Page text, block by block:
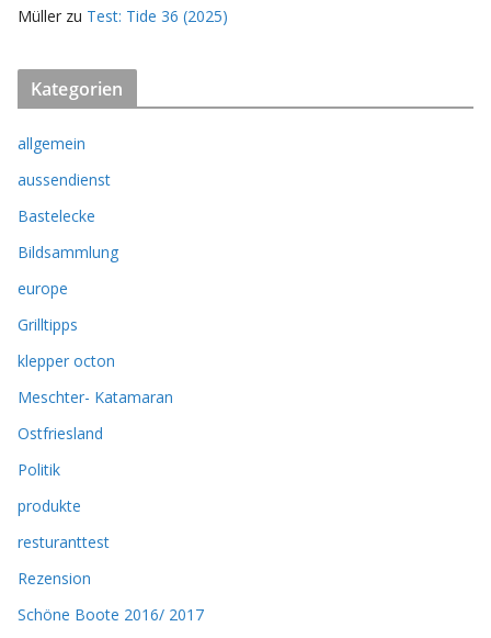
Müller zu Test: Tide 36 (2025)
Kategorien
allgemein
aussendienst
Bastelecke
Bildsammlung
europe
Grilltipps
klepper octon
Meschter- Katamaran
Ostfriesland
Politik
produkte
resturanttest
Rezension
Schöne Boote 2016/ 2017